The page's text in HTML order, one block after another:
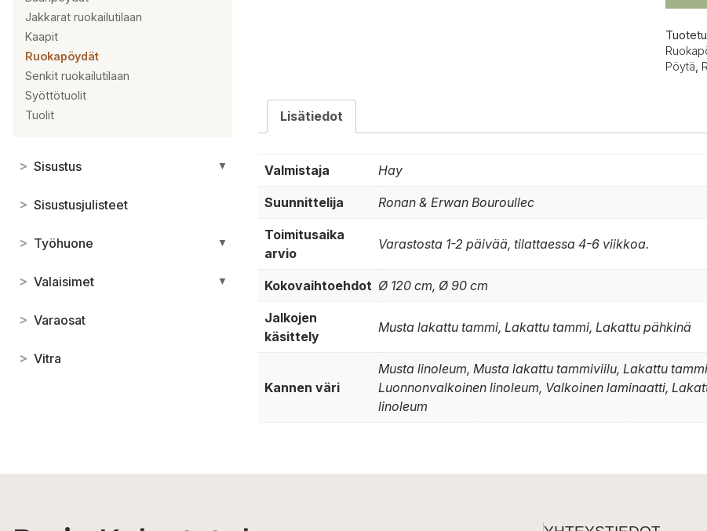
Jakkarat ruokailutilaan
Kaapit
Ruokapöydät
Senkit ruokailutilaan
Syöttötuolit
Tuolit
> Sisustus ▼
> Sisustusjulisteet
> Työhuone ▼
> Valaisimet ▼
> Varaosat
> Vitra
Pöytä
Lisätiedot
Valmistaja Hay
Suunnittelija Ronan & Erwan Bouroullec
Toimitusaika
arvio
Varastosta 1-2 päivää, tilattaessa 4-6 viikkoa.
Kokovaihtoehdot Ø 120 cm, Ø 90 cm
Jalkojen
käsittely
Musta lakattu tammi, Lakattu tammi, Lakattu pähkinä
Kannen väri
Musta linoleum, Musta lakattu tammiviilu, Lakattu
Luonnonvalkoinen linoleum, Valkoinen laminaatti,
linoleum